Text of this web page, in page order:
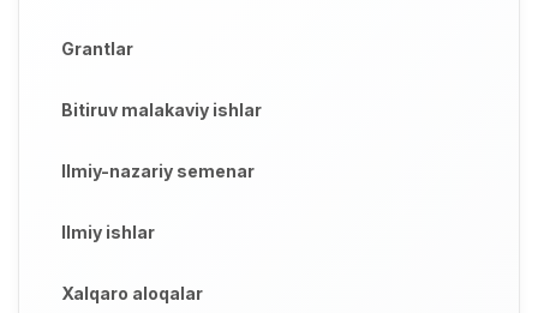
Grantlar
Bitiruv malakaviy ishlar
Ilmiy-nazariy semenar
Ilmiy ishlar
Xalqaro aloqalar